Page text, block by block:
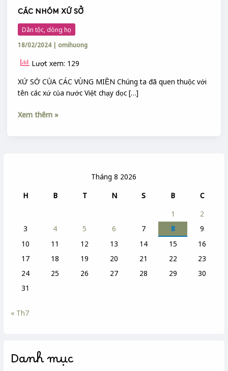
Tháng 8 2026
H
B T N S B
C
1
2
3
4 5 6 7 8
9
10
11 12 13 14 15
16
17
18 19 20 21 22
23
24
25 26 27 28 29
30
31
« Th7
Danh mục
CÁC NHÓM XỨ SỞ
Dân tộc, dòng họ
18/02/2024 | omihuong
Lượt xem: 129
XỨ SỞ CỦA CÁC VÙNG MIỀN Chúng ta đã quen thuộc với
tên các xứ của nước Việt chạy dọc […]
Xem thêm »